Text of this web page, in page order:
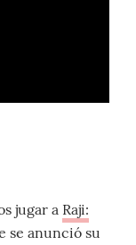
jugar a Raji:
se anunció su